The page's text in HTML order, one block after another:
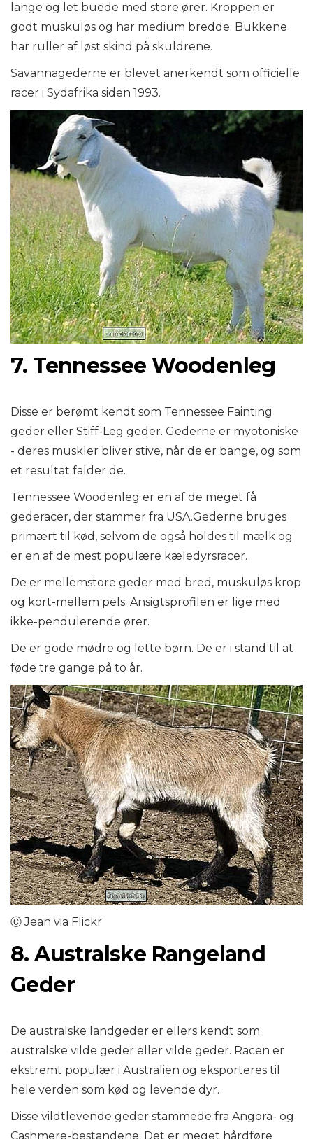
lange og let buede med store ører. Kroppen er
godt muskuløs og har medium bredde. Bukkene
har ruller af løst skind på skuldrene.
Savannagederne er blevet anerkendt som officielle
racer i Sydafrika siden 1993.
7. Tennessee Woodenleg
Disse er berømt kendt som Tennessee Fainting
geder eller Stiff-Leg geder. Gederne er myotoniske
- deres muskler bliver stive, når de er bange, og som
et resultat falder de.
Tennessee Woodenleg er en af ​​de meget få
gederacer, der stammer fra USA.Gederne bruges
primært til kød, selvom de også holdes til mælk og
er en af ​​de mest populære kæledyrsracer.
De er mellemstore geder med bred, muskuløs krop
og kort-mellem pels. Ansigtsprofilen er lige med
ikke-pendulerende ører.
De er gode mødre og lette børn. De er i stand til at
føde tre gange på to år.
Ⓒ Jean via Flickr
8. Australske Rangeland
Geder
De australske landgeder er ellers kendt som
australske vilde geder eller vilde geder. Racen er
ekstremt populær i Australien og eksporteres til
hele verden som kød og levende dyr.
Disse vildtlevende geder stammede fra Angora- og
Cashmere-bestandene. Det er meget hårdføre